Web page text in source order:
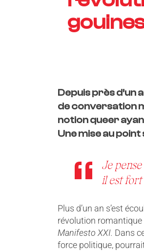
Depuis près d’un
de conversation
notion queer
Une mise au point
Je
il est fort
Plus d’un an s’est
révolution
Manifesto XXI. Dans
force politique,